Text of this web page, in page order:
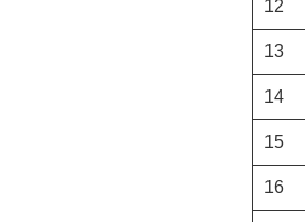
12
13
14
15
16